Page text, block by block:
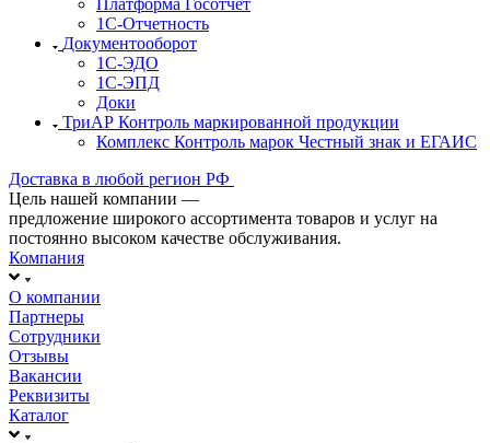
1С-Отчетность
Документооборот
1С-ЭДО
1С-ЭПД
Доки
ТриАР Контроль маркированной продукции
Комплекс Контроль марок Честный знак и ЕГАИС
Доставка в любой регион РФ
Цель нашей компании —
предложение широкого ассортимента товаров и услуг на
постоянно высоком качестве обслуживания.
Компания
О компании
Партнеры
Сотрудники
Отзывы
Вакансии
Реквизиты
Каталог